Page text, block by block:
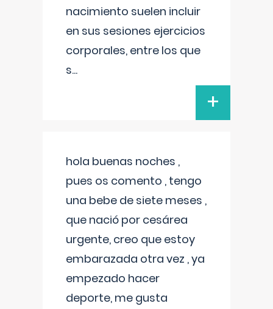
nacimiento suelen incluir
en sus sesiones ejercicios
corporales, entre los que
s...
+
hola buenas noches ,
pues os comento , tengo
una bebe de siete meses ,
que nació por cesárea
urgente, creo que estoy
embarazada otra vez , ya
empezado hacer
deporte, me gusta